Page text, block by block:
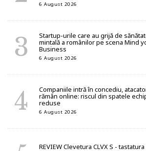
6 August 2026
Startup-urile care au grijă de
mintală a românilor pe scena Mind
Business
6 August 2026
Companiile intră în concediu,
rămân online: riscul din spatele
reduse
6 August 2026
REVIEW Clevetura CLVX S -